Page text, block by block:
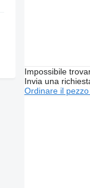
Impossibile
Invia una
Ordinare il